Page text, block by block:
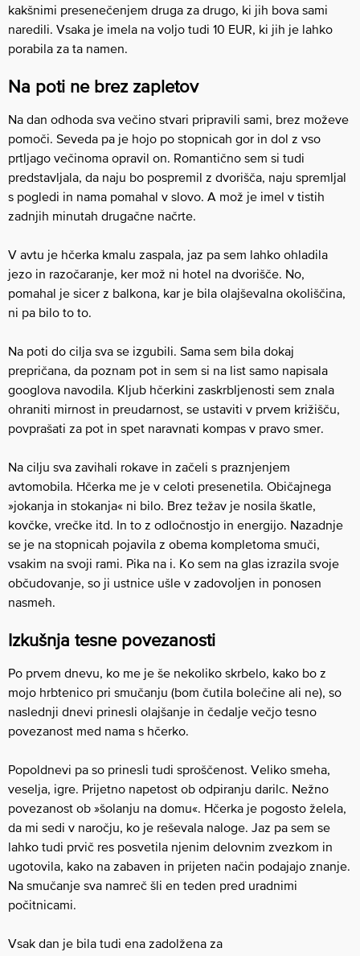
kakšnimi presenečenjem druga za drugo, ki jih bova sami
naredili. Vsaka je imela na voljo tudi 10 EUR, ki jih je lahko
porabila za ta namen.
Na poti ne brez zapletov
Na dan odhoda sva večino stvari pripravili sami, brez moževe
pomoči. Seveda pa je hojo po stopnicah gor in dol z vso
prtljago večinoma opravil on. Romantično sem si tudi
predstavljala, da naju bo pospremil z dvorišča, naju spremljal
s pogledi in nama pomahal v slovo. A mož je imel v tistih
zadnjih minutah drugačne načrte.
V avtu je hčerka kmalu zaspala, jaz pa sem lahko ohladila
jezo in razočaranje, ker mož ni hotel na dvorišče. No,
pomahal je sicer z balkona, kar je bila olajševalna okoliščina,
ni pa bilo to to.
Na poti do cilja sva se izgubili. Sama sem bila dokaj
prepričana, da poznam pot in sem si na list samo napisala
googlova navodila. Kljub hčerkini zaskrbljenosti sem znala
ohraniti mirnost in preudarnost, se ustaviti v prvem križišču,
povprašati za pot in spet naravnati kompas v pravo smer.
Na cilju sva zavihali rokave in začeli s praznjenjem
avtomobila. Hčerka me je v celoti presenetila. Običajnega
»jokanja in stokanja« ni bilo. Brez težav je nosila škatle,
kovčke, vrečke itd. In to z odločnostjo in energijo. Nazadnje
se je na stopnicah pojavila z obema kompletoma smuči,
vsakim na svoji rami. Pika na i. Ko sem na glas izrazila svoje
občudovanje, so ji ustnice ušle v zadovoljen in ponosen
nasmeh.
Izkušnja tesne povezanosti
Po prvem dnevu, ko me je še nekoliko skrbelo, kako bo z
mojo hrbtenico pri smučanju (bom čutila bolečine ali ne), so
naslednji dnevi prinesli olajšanje in čedalje večjo tesno
povezanost med nama s hčerko.
Popoldnevi pa so prinesli tudi sproščenost. Veliko smeha,
veselja, igre. Prijetno napetost ob odpiranju darilc. Nežno
povezanost ob »šolanju na domu«. Hčerka je pogosto želela,
da mi sedi v naročju, ko je reševala naloge. Jaz pa sem se
lahko tudi prvič res posvetila njenim delovnim zvezkom in
ugotovila, kako na zabaven in prijeten način podajajo znanje.
Na smučanje sva namreč šli en teden pred uradnimi
počitnicami.
Vsak dan je bila tudi ena zadolžena za